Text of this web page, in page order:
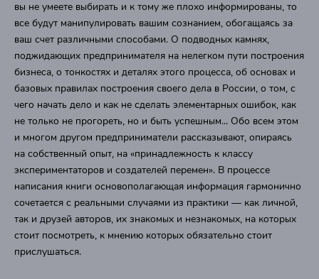
вы не умеете выбирать и к тому же плохо информированы, то
все будут манипулировать вашим сознанием, обогащаясь за
ваш счет различными способами. О подводных камнях,
поджидающих предпринимателя на нелегком пути построения
бизнеса, о тонкостях и деталях этого процесса, об основах и
базовых правилах построения своего дела в России, о том, с
чего начать дело и как не сделать элементарных ошибок, как
не только не прогореть, но и быть успешным... Обо всем этом
и многом другом предприниматели рассказывают, опираясь
на собственный опыт, на «принадлежность к классу
экспериментаторов и создателей перемен». В процессе
написания книги основополагающая информация гармонично
сочетается с реальными случаями из практики — как личной,
так и друзей авторов, их знакомых и незнакомых, на которых
стоит посмотреть, к мнению которых обязательно стоит
прислушаться.